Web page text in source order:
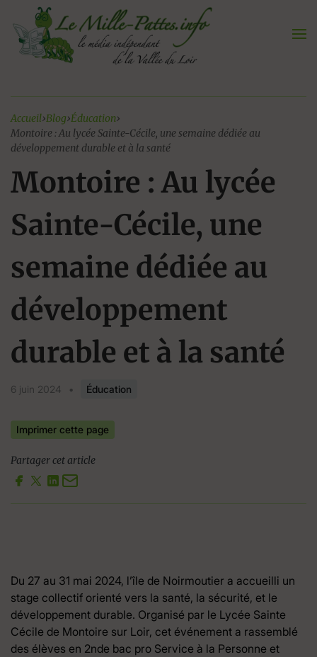
contenu
Accueil›Blog›Éducation›
Montoire : Au lycée Sainte-Cécile, une semaine dédiée au
développement durable et à la santé
Montoire : Au lycée
Sainte-Cécile, une
semaine dédiée au
développement
durable et à la santé
6 juin 2024 • Éducation
Imprimer cette page
Partager cet article
Du 27 au 31 mai 2024, l’île de Noirmoutier a accueilli un
stage collectif orienté vers la santé, la sécurité, et le
développement durable. Organisé par le Lycée Sainte
Cécile de Montoire sur Loir, cet événement a rassemblé
des élèves en 2nde bac pro Service à la Personne et